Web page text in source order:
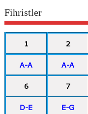
Fihristler
1 2
A-A A-A
6 7
D-E E-G